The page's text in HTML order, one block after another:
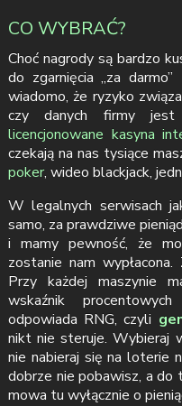
CO WYBRAĆ?
Choć nagrody są bardzo
do zgarnięcia „za
wiadomo, że ryzyko
czy danych firmy
licencjonowane kasyna
czekają na nas tysiące
poker, wideo blackjack,
W legalnych serwisach
samo, za prawdziwe
i mamy pewność, że
zostanie nam
Przy każdej maszynie
wskaźnik
odpowiada RNG, czyli
nikt nie steruje. Wybieraj
nie nabieraj się na loterie
dobrze nie pobawisz, a do
mowa tu wyłącznie o